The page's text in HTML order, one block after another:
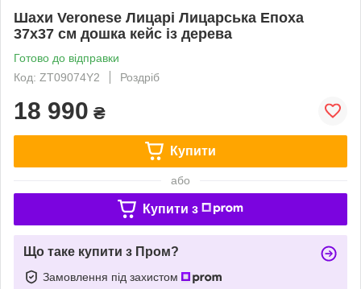
Шахи Veronese Лицарі Лицарська Епоха
37х37 см дошка кейс із дерева
Готово до відправки
Код: ZT09074Y2
Роздріб
18 990 ₴
Купити
або
Купити з
Що таке купити з Пром?
Замовлення під захистом